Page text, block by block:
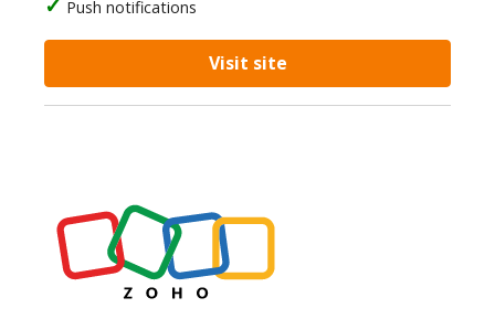
Push notifications
Visit site